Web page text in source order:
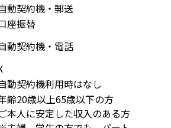
動契約機・郵送
座振替
動契約機・電話
動契約機利用時はなし
齢20歳以上65歳以下の方
本人に安定した収入のある方